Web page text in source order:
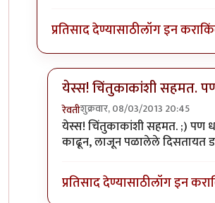
प्रतिसाद देण्यासाठीलॉग इन करा
येस्स! चिंतुकाकांशी सहमत.
रेवतीशुक्रवार, 08/03/2013 20:45
In reply toरेवती .........by
येस्स! चिंतुकाकांशी सहमत. ;) पण
काढून, लाजून पळालेले दिसतायत
प्रतिसाद देण्यासाठीलॉग इन करा